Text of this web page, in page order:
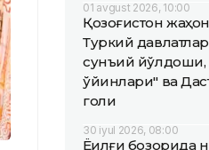
01 avgust 2026, 10:00
Қозоғистон
Туркий
сунъий йўлдоши,
ўйинлари" ва
голи
30 iyul 2026, 08:00
Ёқилғи бозорида